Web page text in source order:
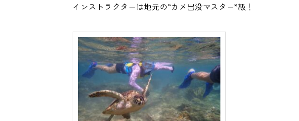
インストラクターは地元の“カメ出没マスター”級！